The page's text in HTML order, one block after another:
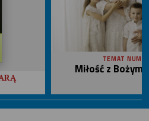
TEMAT
Miłość z